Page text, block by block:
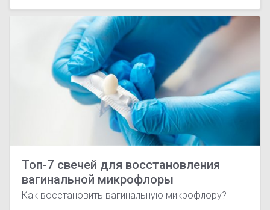
Топ-7 свечей для восстановления
вагинальной микрофлоры
Как восстановить вагинальную микрофлору?